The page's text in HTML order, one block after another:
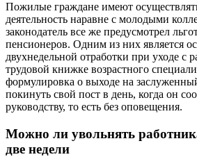
Пожилые граждане имеют
деятельность наравне с молодыми
законодатель все же предусмотрел
пенсионеров. Одним из них является
двухнедельной отработки при уходе с
трудовой книжке возрастного
формулировка о выходе на
покинуть свой пост в день, когда он
руководству, то есть без оповещения.
Можно ли увольнять
две недели